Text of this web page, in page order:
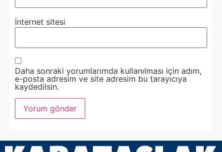
İnternet sitesi
Daha sonraki yorumlarımda kullanılması için adım,
e-posta adresim ve site adresim bu tarayıcıya
kaydedilsin.